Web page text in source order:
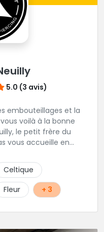
5.0 (3 avis)
embouteillages et la
voilà à la bonne
le petit frère du
vous accueille en
un large choix de
créativité
Celtique
Fleur + 3